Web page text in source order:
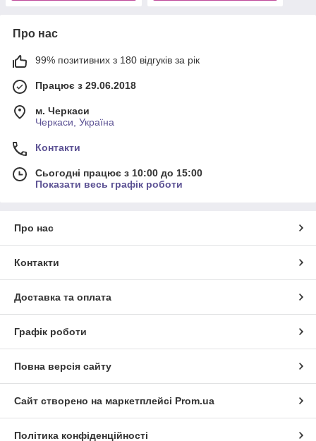
Про нас
99% позитивних з 180 відгуків за рік
Працює з 29.06.2018
м. Черкаси
Черкаси, Україна
Контакти
Сьогодні працює з 10:00 до 15:00
Показати весь графік роботи
Про нас
Контакти
Доставка та оплата
Графік роботи
Повна версія сайту
Сайт створено на маркетплейсі Prom.ua
Політика конфіденційності